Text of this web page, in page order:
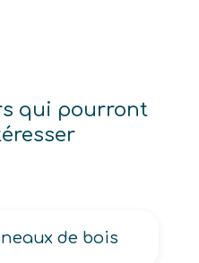
qui pourront
de bois